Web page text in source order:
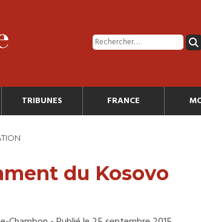
TRIBUNES FRANCE
du Kosovo